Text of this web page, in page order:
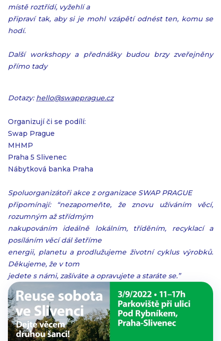
místě roztřídí, vyžehlí a
připraví tak, aby si je mohl vzápětí odnést ten, komu se
hodí.
Další workshopy a přednášky budou brzy zveřejněny
přímo tady
Dotazy: hello@swapprague.cz
Organizují či se podílí:
Swap Prague
MHMP
Praha 5 Slivenec
Nábytková banka Praha
Spoluorganizátoři akce z organizace SWAP PRAGUE
připomínají: “nezapomeňte, že znovu užíváním věcí,
rozumným až střídmým
nakupováním ideálně lokálním, tříděním, recyklací a
posíláním věcí dál šetříme
energii, planetu a prodlužujeme životní cyklus výrobků.
Děkujeme, že v tom
jedete s námi, zašíváte a opravujete a staráte se.”